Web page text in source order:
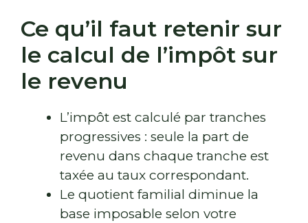
Ce qu’il faut retenir sur
le calcul de l’impôt sur
le revenu
L’impôt est calculé par tranches
progressives : seule la part de
revenu dans chaque tranche est
taxée au taux correspondant.
Le quotient familial diminue la
base imposable selon votre